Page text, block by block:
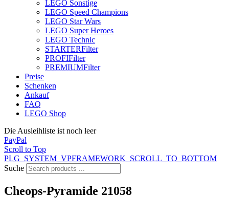
LEGO Sonstige
LEGO Speed Champions
LEGO Star Wars
LEGO Super Heroes
LEGO Technic
STARTERFilter
PROFIFilter
PREMIUMFilter
Preise
Schenken
Ankauf
FAQ
LEGO Shop
Die Ausleihliste ist noch leer
PayPal
Scroll to Top
PLG_SYSTEM_VPFRAMEWORK_SCROLL_TO_BOTTOM
Suche
Cheops-Pyramide 21058